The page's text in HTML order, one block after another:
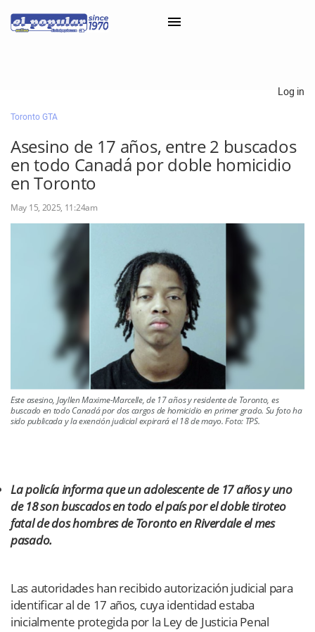
Classifieds
Categorías
Iniciar sesión con Clascal
Log in
Toronto GTA
Asesino de 17 años, entre 2 buscados
en todo Canadá por doble homicidio
en Toronto
May 15, 2025, 11:24am
Este asesino, Jayllen Maxime-Marcelle, de 17 años y residente de Toronto, es
buscado en todo Canadá por dos cargos de homicidio en primer grado. Su foto ha
sido publicada y la exención judicial expirará el 18 de mayo. Foto: TPS.
La policía informa que un adolescente de 17 años y uno
de 18 son buscados en todo el país por el doble tiroteo
fatal de dos hombres de Toronto en Riverdale el mes
pasado.
Las autoridades han recibido autorización judicial para
identificar al de 17 años, cuya identidad estaba
inicialmente protegida por la Ley de Justicia Penal